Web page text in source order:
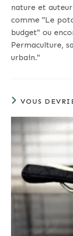
nature et
comme "Le
budget" ou
Permaculture,
urbain."
VOUS